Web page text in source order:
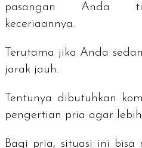
pasangan Anda
keceriaannya.
Terutama jika Anda
jarak jauh.
Tentunya dibutuhkan
pengertian pria agar
Bagi pria, situasi ini bisa